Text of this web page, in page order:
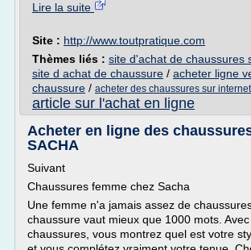
Lire la suite
Site : http://www.toutpratique.com
Thèmes liés : site d'achat de chaussures
site d achat de chaussure / acheter ligne
chaussure / acheter des chaussures sur
article sur l'achat en ligne
Acheter en ligne des
SACHA
Suivant
Chaussures femme chez Sacha
Une femme n'a jamais assez de
chaussure vaut mieux que 1000 mots.
chaussures, vous montrez quel est votre